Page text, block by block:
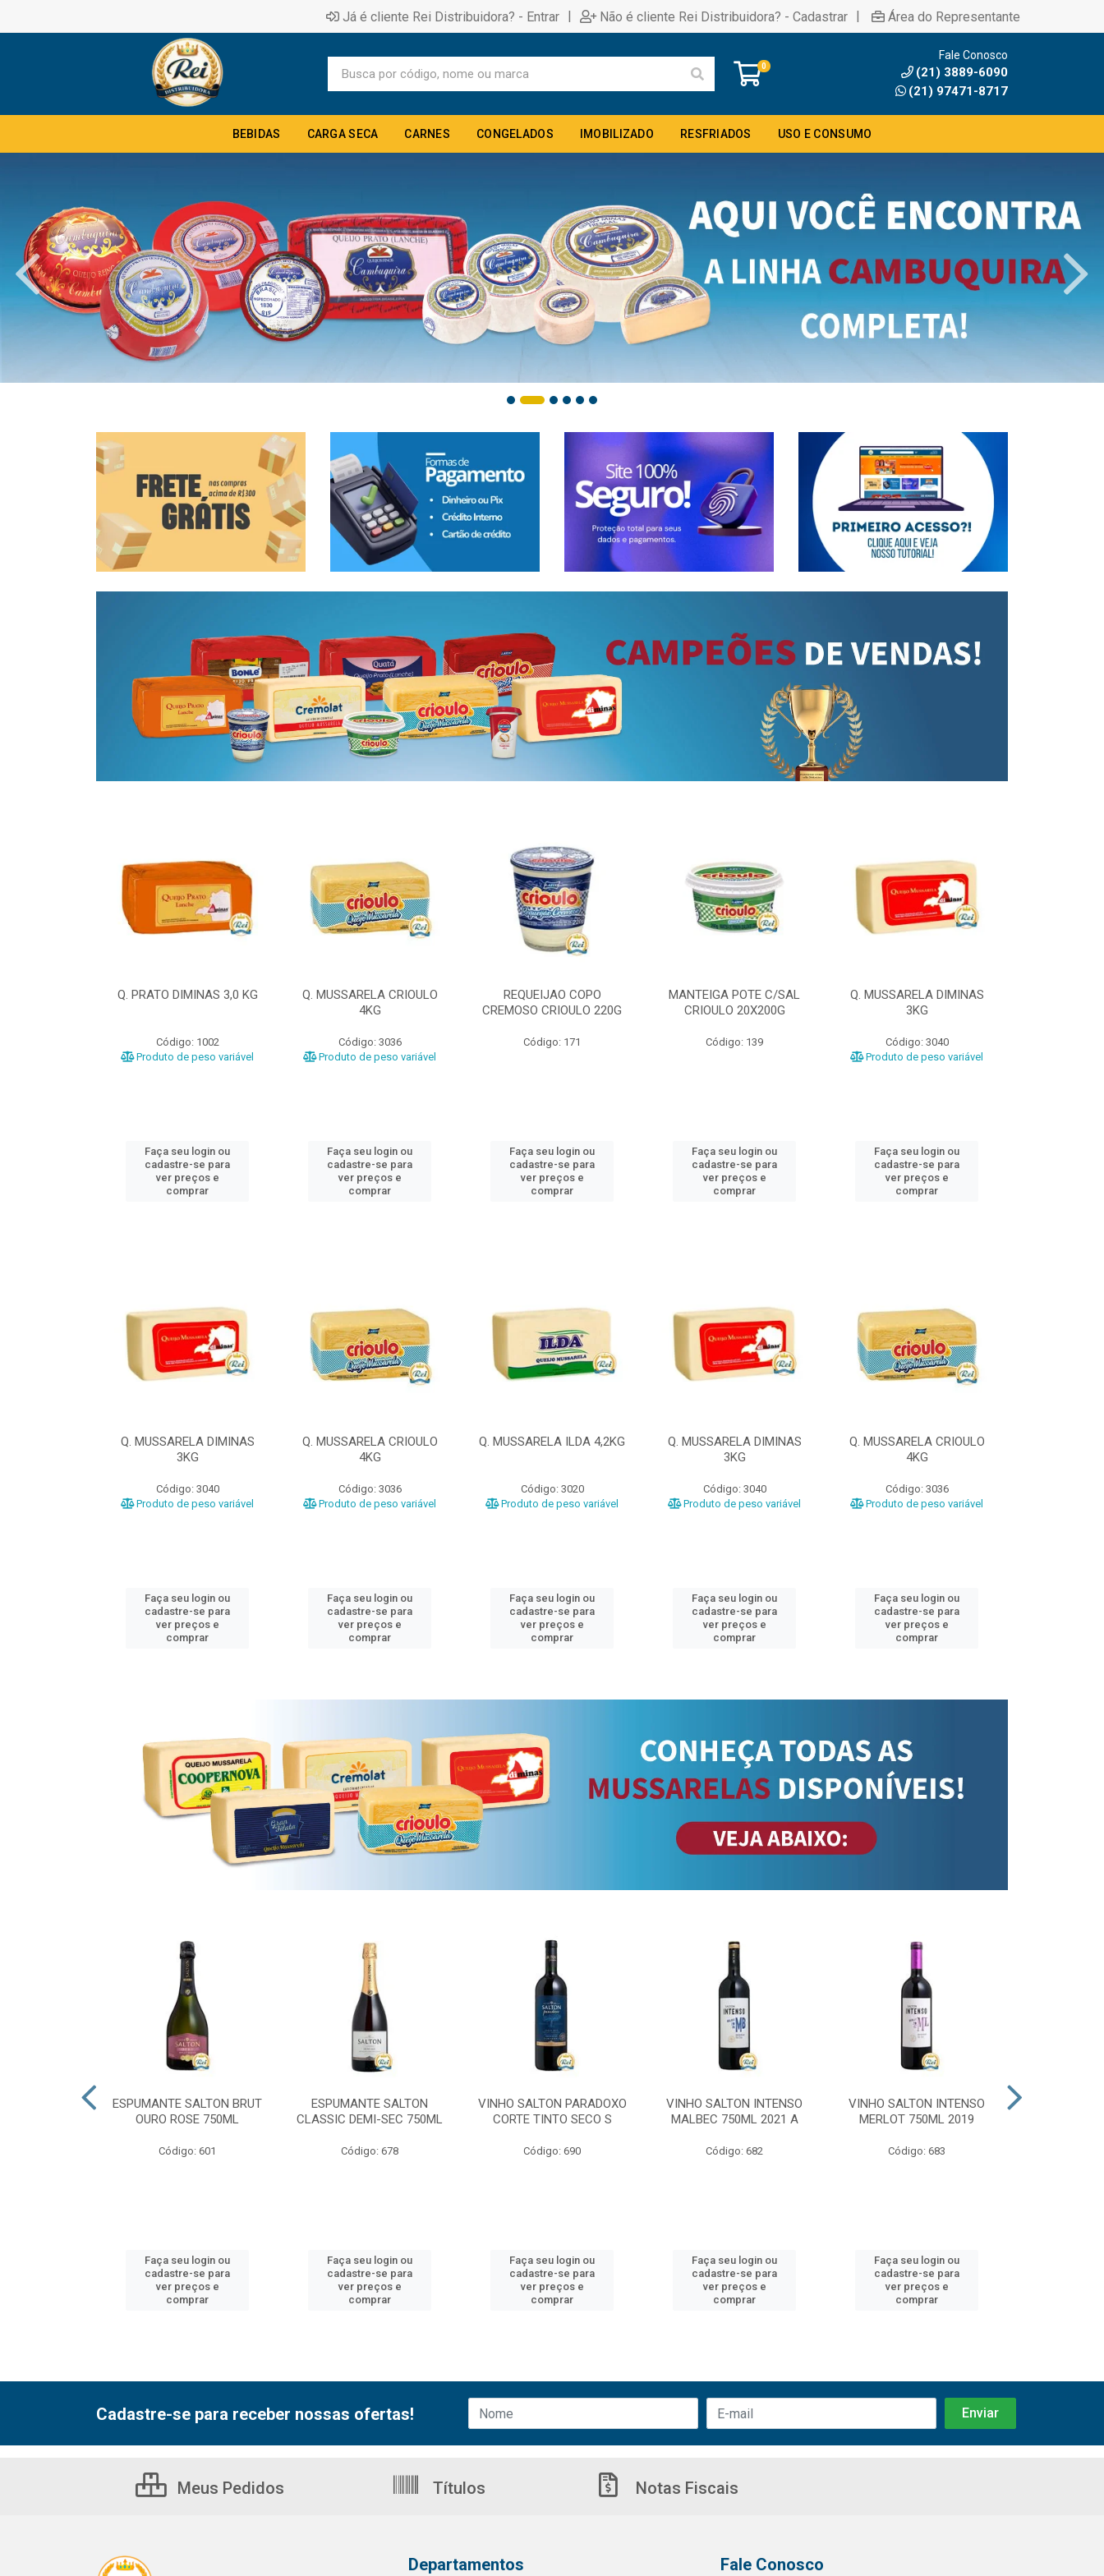
Já é cliente Rei Distribuidora? - Entrar | Não é cliente Rei Distribuidora? - Cadastrar | Área do Representante
0
Fale Conosco
(21) 3889-6090
(21) 97471-8717
BEBIDAS CARGA SECA CARNES CONGELADOS IMOBILIZADO RESFRIADOS USO E CONSUMO
Q. PRATO DIMINAS 3,0 KG
Código: 1002
Produto de peso variável
Faça seu login ou
cadastre-se para
ver preços e
comprar
Q. MUSSARELA CRIOULO
4KG
Código: 3036
Produto de peso variável
Faça seu login ou
cadastre-se para
ver preços e
comprar
REQUEIJAO COPO
CREMOSO CRIOULO 220G
Código: 171
Faça seu login ou
cadastre-se para
ver preços e
comprar
MANTEIGA POTE C/SAL
CRIOULO 20X200G
Código: 139
Faça seu login ou
cadastre-se para
ver preços e
comprar
Q. MUSSARELA DIMINAS
3KG
Código: 3040
Produto de peso variável
Faça seu login ou
cadastre-se para
ver preços e
comprar
Q. MUSSARELA DIMINAS
3KG
Código: 3040
Produto de peso variável
Faça seu login ou
cadastre-se para
ver preços e
comprar
Q. MUSSARELA CRIOULO
4KG
Código: 3036
Produto de peso variável
Faça seu login ou
cadastre-se para
ver preços e
comprar
Q. MUSSARELA ILDA 4,2KG
Código: 3020
Produto de peso variável
Faça seu login ou
cadastre-se para
ver preços e
comprar
Q. MUSSARELA DIMINAS
3KG
Código: 3040
Produto de peso variável
Faça seu login ou
cadastre-se para
ver preços e
comprar
Q. MUSSARELA CRIOULO
4KG
Código: 3036
Produto de peso variável
Faça seu login ou
cadastre-se para
ver preços e
comprar
ESPUMANTE SALTON BRUT
OURO ROSE 750ML
Código: 601
Faça seu login ou
cadastre-se para
ver preços e
comprar
ESPUMANTE SALTON
CLASSIC DEMI-SEC 750ML
Código: 678
Faça seu login ou
cadastre-se para
ver preços e
comprar
VINHO SALTON PARADOXO
CORTE TINTO SECO S
Código: 690
Faça seu login ou
cadastre-se para
ver preços e
comprar
VINHO SALTON INTENSO
MALBEC 750ML 2021 A
Código: 682
Faça seu login ou
cadastre-se para
ver preços e
comprar
VINHO SALTON INTENSO
MERLOT 750ML 2019
Código: 683
Faça seu login ou
cadastre-se para
ver preços e
comprar
Cadastre-se para receber nossas ofertas!
Meus Pedidos Títulos Notas Fiscais
Departamentos Fale Conosco